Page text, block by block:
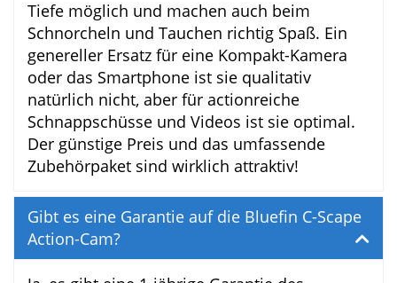
FAQ
Lohnt sich die Anschaffung der Bluefin C-
Scape Action-Cam?
Ja, wir finden schon. Die Action-Cam macht
insgesamt in vielen Situationen einen guten
Job, vor allem für Schnappschüsse und
kurze Clips auf und vom SUP Board ist sie
sehr gut geeignet. Auch Unterwasser-
Aufnahmen sind mit dem wasserdichten